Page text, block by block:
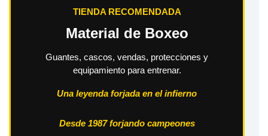
TIENDA RECOMENDADA
Material de Boxeo
Guantes, cascos, vendas, protecciones y
equipamiento para entrenar.
Una leyenda forjada en el infierno
Desde 1987 forjando campeones